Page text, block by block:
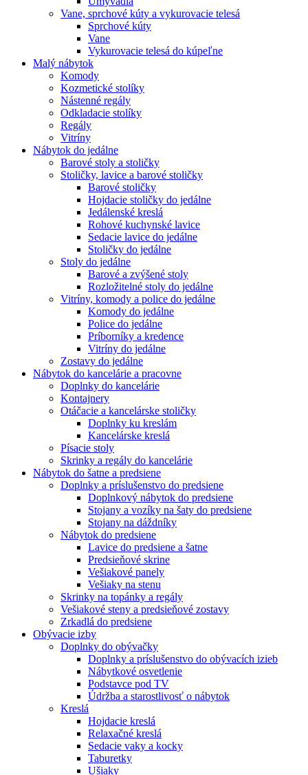
Vane, sprchové kúty a vykurovacie telesá
Sprchové kúty
Vane
Vykurovacie telesá do kúpeľne
Malý nábytok
Komody
Kozmetické stolíky
Nástenné regály
Odkladacie stolíky
Regály
Vitríny
Nábytok do jedálne
Barové stoly a stoličky
Stoličky, lavice a barové stoličky
Barové stoličky
Hojdacie stoličky do jedálne
Jedálenské kreslá
Rohové kuchynské lavice
Sedacie lavice do jedálne
Stoličky do jedálne
Stoly do jedálne
Barové a zvýšené stoly
Rozložitelné stoly do jedálne
Vitríny, komody a police do jedálne
Komody do jedálne
Police do jedálne
Príborníky a kredence
Vitríny do jedálne
Zostavy do jedálne
Nábytok do kancelárie a pracovne
Doplnky do kancelárie
Kontajnery
Otáčacie a kancelárske stoličky
Doplnky ku kreslám
Kancelárske kreslá
Písacie stoly
Skrinky a regály do kancelárie
Nábytok do šatne a predsiene
Doplnky a príslušenstvo do predsiene
Doplnkový nábytok do predsiene
Stojany a vozíky na šaty do predsiene
Stojany na dáždníky
Nábytok do predsiene
Lavice do predsiene a šatne
Predsieňové skrine
Vešiakové panely
Vešiaky na stenu
Skrinky na topánky a regály
Vešiakové steny a predsieňové zostavy
Zrkadlá do predsiene
Obývacie izby
Doplnky do obývačky
Doplnky a príslušenstvo do obývacích izieb
Nábytkové osvetlenie
Podstavce pod TV
Údržba a starostlivosť o nábytok
Kreslá
Hojdacie kreslá
Relaxačné kreslá
Sedacie vaky a kocky
Taburetky
Ušiaky